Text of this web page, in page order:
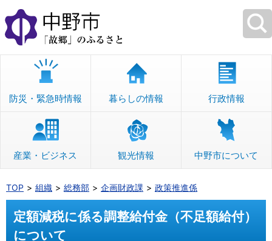
本
文
へ
移
防災・緊急時情報 暮らしの情報 行政情報
産業・ビジネス 観光情報 中野市について
TOP 組織 総務部 企画財政課 政策推進係
定額減税に係る調整給付金（不足額給付）
について